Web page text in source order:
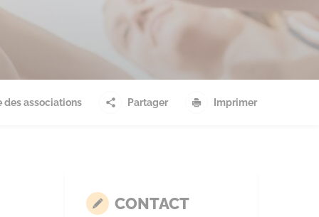
des associations Partager Imprimer
CONTACT